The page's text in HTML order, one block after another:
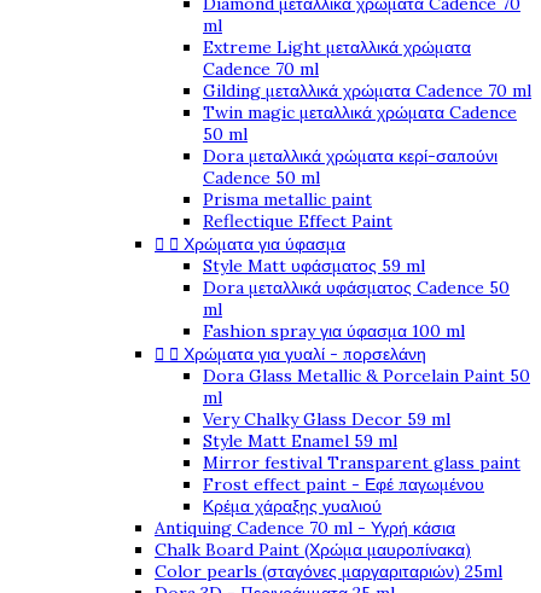
ml
Extreme Light μεταλλικά χρώματα
Cadence 70 ml
Gilding μεταλλικά χρώματα Cadence 70 ml
Twin magic μεταλλικά χρώματα Cadence
50 ml
Dora μεταλλικά χρώματα κερί-σαπούνι
Cadence 50 ml
Prisma metallic paint
Reflectique Effect Paint
  Χρώματα για ύφασμα
Style Matt υφάσματος 59 ml
Dora μεταλλικά υφάσματος Cadence 50
ml
Fashion spray για ύφασμα 100 ml
  Χρώματα για γυαλί - πορσελάνη
Dora Glass Metallic & Porcelain Paint 50
ml
Very Chalky Glass Decor 59 ml
Style Matt Enamel 59 ml
Mirror festival Transparent glass paint
Frost effect paint - Εφέ παγωμένου
Κρέμα χάραξης γυαλιού
Antiquing Cadence 70 ml - Υγρή κάσια
Chalk Board Paint (Χρώμα μαυροπίνακα)
Color pearls (σταγόνες μαργαριταριών) 25ml